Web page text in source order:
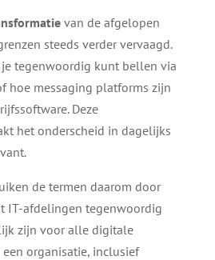
van de afgelopen
steeds verder vervaagd.
je tegenwoordig kunt bellen via
hoe messaging platforms zijn
Deze
het onderscheid in dagelijks
de termen daarom door
IT-afdelingen tegenwoordig
zijn voor alle digitale
organisatie, inclusief